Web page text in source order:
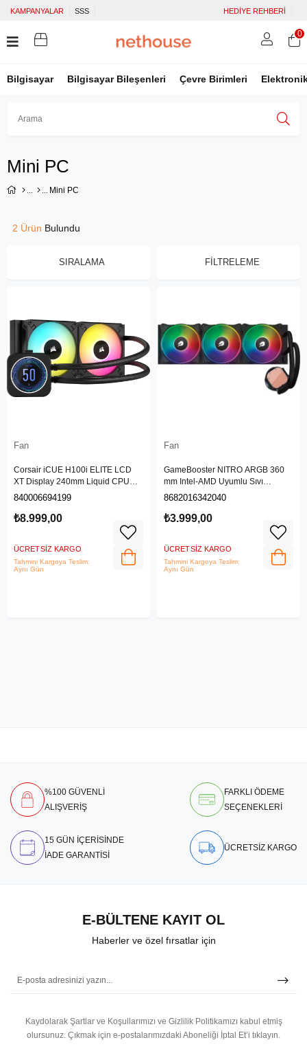
KAMPANYALAR SSS HEDİYE REHBERİ
Bilgisayar Bilgisayar Bileşenleri Çevre Birimleri
0
Mini PC
Mini PC
FILTRELEME
SIRALAMA
2 Ürün
Fan
Corsair iCUE H100i ELITE LCD
XT Display 240mm Liquid CPU
Soğutucu Siyah CW-9060074-WW
840006694199
₺8.999,00
ÜCRETSIZ KARGO
Tahmini Kargoya Teslim:
Aynı Gün
Fan
GameBooster NITRO ARGB 360
mm Intel-AMD Uyumlu Sıvı
Soğutucu
8682016342040
₺3.999,00
ÜCRETSIZ KARGO
Tahmini Kargoya Teslim:
Aynı Gün
%100 GÜVENLİ
ALIŞVERİŞ
FARKLI ÖDEME
SEÇENEKLERİ
15 GÜN İÇERİSİNDE
İADE GARANTİSİ
ÜCRETSİZ KARGO
E-BÜLTENE KAYIT OL
Haberler ve özel fırsatlar için
Kaydolarak Şartlar ve Koşullarımızı ve Gizlilik Politikamızı kabul etmiş
olursunuz. Çıkmak için e-postalarımızdaki Aboneliği İptal Et’i tıklayın.